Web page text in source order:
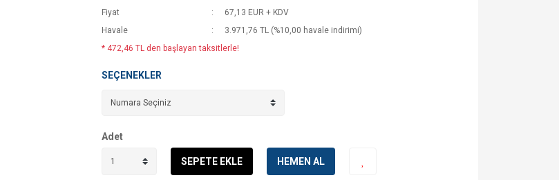
Fiyat
67,13 EUR + KDV
Havale
3.971,76 TL (%10,00 havale indirimi)
* 472,46 TL den başlayan taksitlerle!
SEÇENEKLER
Adet
SEPETE EKLE HEMEN AL